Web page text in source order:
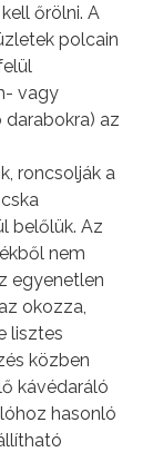
kell őrölni. A
polcain
vagy
az
roncsolják a
belőlük. Az
nem
egyenetlen
okozza,
lisztes
közben
kávédaráló
hasonló